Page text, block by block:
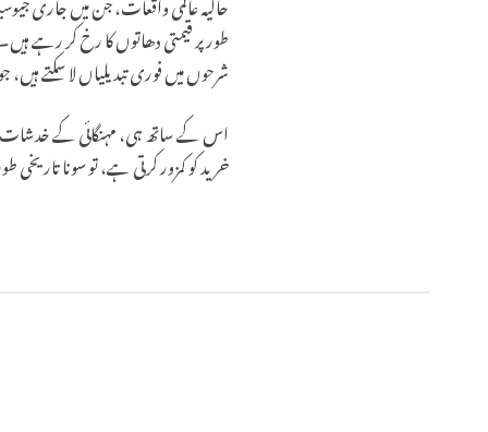
طور پر قیمتی دھاتوں کا رخ کر رہے
شرحوں میں فوری تبدیلیاں لا سکتے
اس کے ساتھ ہی، مہنگائی کے خدشات
خرید کو کمزور کرتی ہے، تو سونا